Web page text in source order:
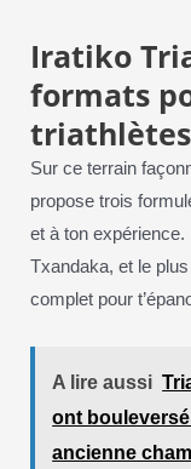
Iratiko
formats
triathlètes
Sur ce terrain
propose trois
et à ton
Txandaka, et le
complet pour
A lire aussi
ont
ancienne